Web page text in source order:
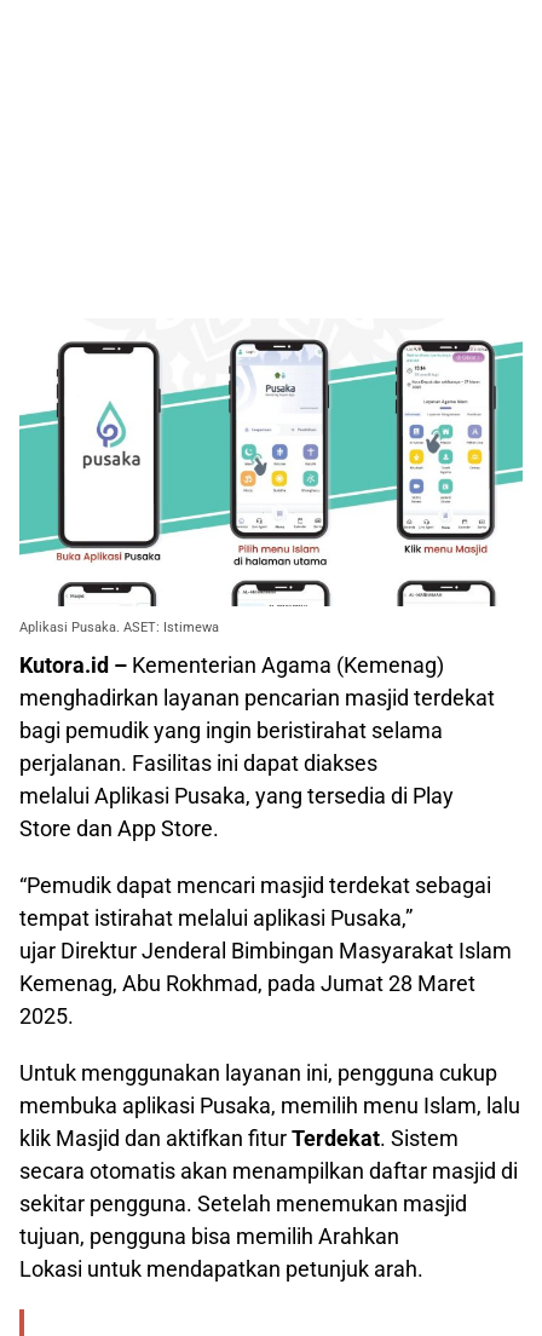
Aplikasi Pusaka. ASET: Istimewa
Kutora.id – Kementerian Agama (Kemenag)
menghadirkan layanan pencarian masjid terdekat
bagi pemudik yang ingin beristirahat selama
perjalanan. Fasilitas ini dapat diakses
melalui Aplikasi Pusaka, yang tersedia di Play
Store dan App Store.
“Pemudik dapat mencari masjid terdekat sebagai
tempat istirahat melalui aplikasi Pusaka,”
ujar Direktur Jenderal Bimbingan Masyarakat Islam
Kemenag, Abu Rokhmad, pada Jumat 28 Maret
2025.
Untuk menggunakan layanan ini, pengguna cukup
membuka aplikasi Pusaka, memilih menu Islam, lalu
klik Masjid dan aktifkan fiturTerdekat. Sistem
secara otomatis akan menampilkan daftar masjid di
sekitar pengguna. Setelah menemukan masjid
tujuan, pengguna bisa memilih Arahkan
Lokasi untuk mendapatkan petunjuk arah.